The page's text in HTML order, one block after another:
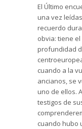
El Último
una vez
recuerdo
obvia: tiene
profundidad
cuando a la
ancianos, se
uno de ellos.
testigos de
cuando hubo